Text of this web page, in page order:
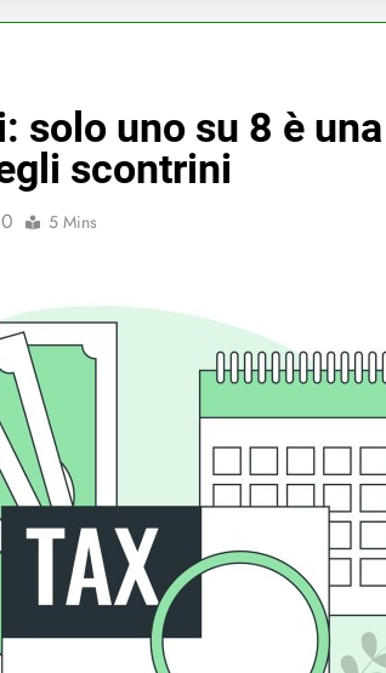
solo uno su 8 è
scontrini
0 5 Mins